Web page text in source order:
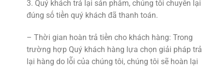
3. Quý khách trả lại sản phẩm, chúng tôi chuyển lại
đúng số tiền quý khách đã thanh toán.
– Thời gian hoàn trả tiền cho khách hàng: Trong
trường hợp Quý khách hàng lựa chọn giải pháp trả
lại hàng do lỗi của chúng tôi, chúng tôi sẽ hoàn lại